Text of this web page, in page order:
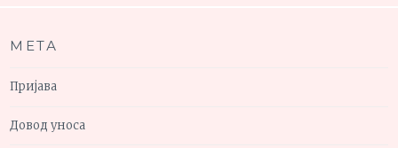
МЕТА
Пријава
Довод уноса